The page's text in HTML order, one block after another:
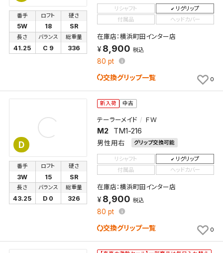
番手
5W
ロフト
18
硬さ
SR
長さ
41.25
バランス
C 9
総重量
336
リシャフト
リグリップ
付属品
ヘッドカバー
在庫店：横浜町田インター店
8,900 税込
80 pt
交換グリップ一覧 0
D
新入荷 中古
テーラーメイド ＦＷ
M2 TM1-216
男性用右 グリップ交換可能
番手
3W
ロフト
15
硬さ
SR
長さ
43.25
バランス
D 0
総重量
326
リシャフト
リグリップ
付属品
ヘッドカバー
在庫店：横浜町田インター店
8,900 税込
80 pt
交換グリップ一覧 0